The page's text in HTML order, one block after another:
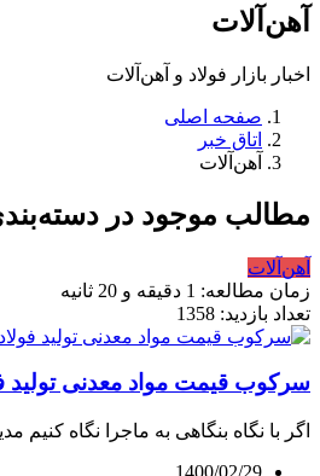
آهن‌آلات
اخبار بازار فولاد و آهن‌آلات
صفحه اصلی
اتاق خبر
آهن‌آلات
مطالب موجود در
آهن‌آلات
زمان مطالعه: 1 دقیقه و 20 ثانیه
تعداد بازدید: 1358
سرکوب قیمت مواد معدنی تولید
اگر با نگاه بنگاهی به ماجرا نگاه کنیم
1400/02/29